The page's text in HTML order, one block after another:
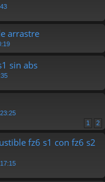
arrastre
sin abs
1 2
fz6 s1 con fz6 s2